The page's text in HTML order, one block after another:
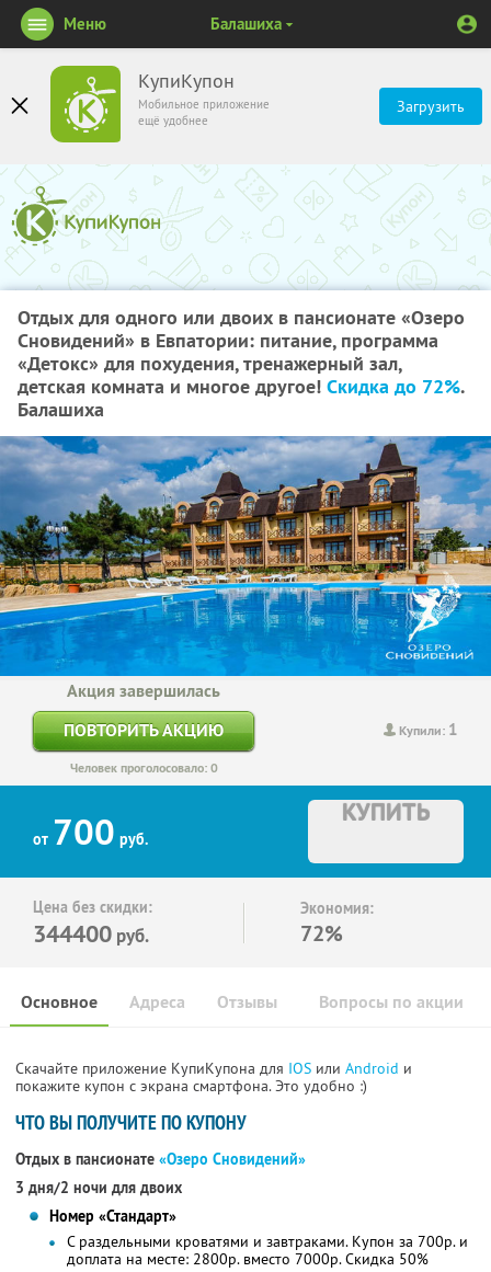
КупиКупон
Мобильное приложение
ещё удобнее
Загрузить
Меню Балашиха
Отдых для одного или двоих в пансионате «Озеро
Сновидений» в Евпатории: питание, программа
«Детокс» для похудения, тренажерный зал,
детская комната и многое другое! Скидка до 72%.
Балашиха
Купили: 1
Акция завершилась
ПОВТОРИТЬ АКЦИЮ
Человек проголосовало: 0
от 700 руб.
КУПИТЬ
Цена без скидки:
344400 руб.
Экономия:
72%
Основное Отзывы Вопросы по акции
Адреса
Скачайте приложение КупиКупона для IOS или Android и
покажите купон с экрана смартфона. Это удобно :)
ЧТО ВЫ ПОЛУЧИТЕ ПО КУПОНУ
Отдых в пансионате «Озеро Сновидений»
3 дня/2 ночи для двоих
Номер «Стандарт»
С раздельными кроватями и завтраками. Купон за 700р. и
доплата на месте: 2800р. вместо 7000р. Скидка 50%